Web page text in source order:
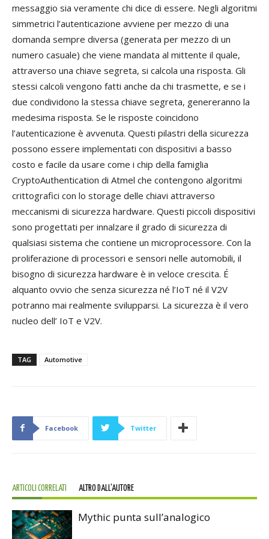
messaggio sia veramente chi dice di essere. Negli algoritmi
simmetrici l’autenticazione avviene per mezzo di una
domanda sempre diversa (generata per mezzo di un
numero casuale) che viene mandata al mittente il quale,
attraverso una chiave segreta, si calcola una risposta. Gli
stessi calcoli vengono fatti anche da chi trasmette, e se i
due condividono la stessa chiave segreta, genereranno la
medesima risposta. Se le risposte coincidono
l’autenticazione è avvenuta. Questi pilastri della sicurezza
possono essere implementati con dispositivi a basso
costo e facile da usare come i chip della famiglia
CryptoAuthentication di Atmel che contengono algoritmi
crittografici con lo storage delle chiavi attraverso
meccanismi di sicurezza hardware. Questi piccoli dispositivi
sono progettati per innalzare il grado di sicurezza di
qualsiasi sistema che contiene un microprocessore. Con la
proliferazione di processori e sensori nelle automobili, il
bisogno di sicurezza hardware è in veloce crescita. É
alquanto ovvio che senza sicurezza né l’IoT né il V2V
potranno mai realmente svilupparsi. La sicurezza è il vero
nucleo dell’ IoT e V2V.
TAG Automotive
Facebook Twitter
ARTICOLI CORRELATI ALTRO DALL'AUTORE
Mythic punta sull’analogico